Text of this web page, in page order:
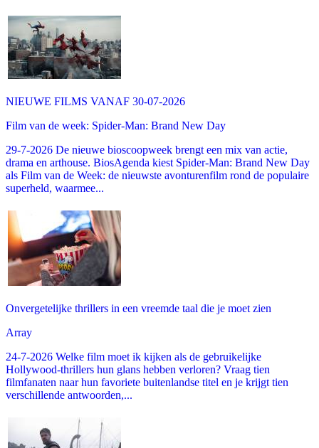
NIEUWE FILMS VANAF 30-07-2026
Film van de week: Spider-Man: Brand New Day
29-7-2026 De nieuwe bioscoopweek brengt een mix van actie,
drama en arthouse. BiosAgenda kiest Spider-Man: Brand New Day
als Film van de Week: de nieuwste avonturenfilm rond de populaire
superheld, waarmee...
Onvergetelijke thrillers in een vreemde taal die je moet zien
Array
24-7-2026 Welke film moet ik kijken als de gebruikelijke
Hollywood-thrillers hun glans hebben verloren? Vraag tien
filmfanaten naar hun favoriete buitenlandse titel en je krijgt tien
verschillende antwoorden,...